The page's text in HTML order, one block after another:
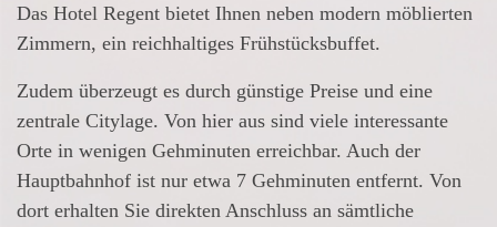
Das Hotel Regent bietet Ihnen neben modern möblierten
Zimmern, ein reichhaltiges Frühstücksbuffet.
Zudem überzeugt es durch günstige Preise und eine
zentrale Citylage. Von hier aus sind viele interessante
Orte in wenigen Gehminuten erreichbar. Auch der
Hauptbahnhof ist nur etwa 7 Gehminuten entfernt. Von
dort erhalten Sie direkten Anschluss an sämtliche